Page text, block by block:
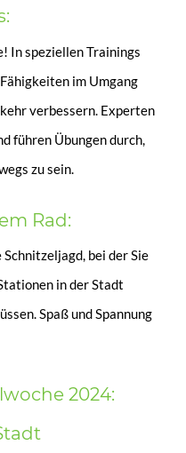
In speziellen Trainings
im Umgang
verbessern. Experten
führen Übungen durch,
zu sein.
Rad:
bei der Sie
in der Stadt
Spaß und Spannung
2024: